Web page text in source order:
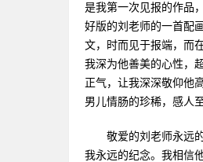
是我第一次见报的作品
好版的刘老师的一首配
文，时而见于报端，而
我深为他善美的心性，
正气，让我深深敬仰他
男儿情肠的珍稀，感人
敬爱的刘老师永远的
我永远的纪念。我相信